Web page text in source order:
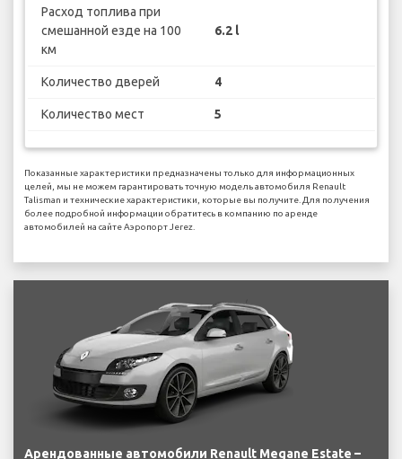
Расход топлива при
смешанной езде на 100
км
6.2 l
Количество дверей 4
Количество мест 5
Показанные характеристики предназначены только для информационных
целей, мы не можем гарантировать точную модель автомобиля Renault
Talisman и технические характеристики, которые вы получите. Для получения
более подробной информации обратитесь в компанию по аренде
автомобилей на сайте Аэропорт Jerez.
Арендованные автомобили Renault Megane Estate –